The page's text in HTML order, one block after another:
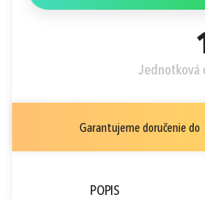
POPIS
Garantujeme doručenie do
Jednotková